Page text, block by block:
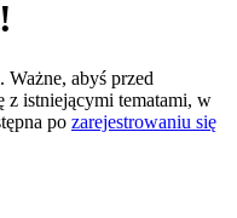
abyś przed
z istniejącymi tematami, w
po zarejestrowaniu się